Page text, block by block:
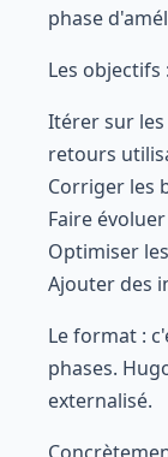
phase
Les objectifs :
Itérer sur
retours
Corriger les
Faire
Optimiser
Ajouter des
Le format :
phases.
externalisé.